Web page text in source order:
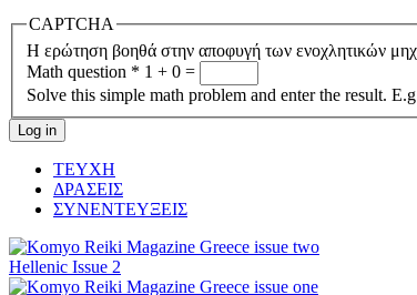
CAPTCHA
Η ερώτηση βοηθά στην αποφυγή των ενοχλητικών
Math question * 1 + 0 =
Solve this simple math problem and enter the result.
ΤΕΥΧΗ
ΔΡΑΣΕΙΣ
ΣΥΝΕΝΤΕΥΞΕΙΣ
Hellenic Issue 2